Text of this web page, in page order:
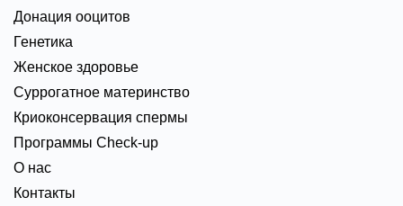
Донация ооцитов
Генетика
Женское здоровье
Суррогатное материнство
Криоконсервация спермы
Программы Check-up
О нас
Контакты